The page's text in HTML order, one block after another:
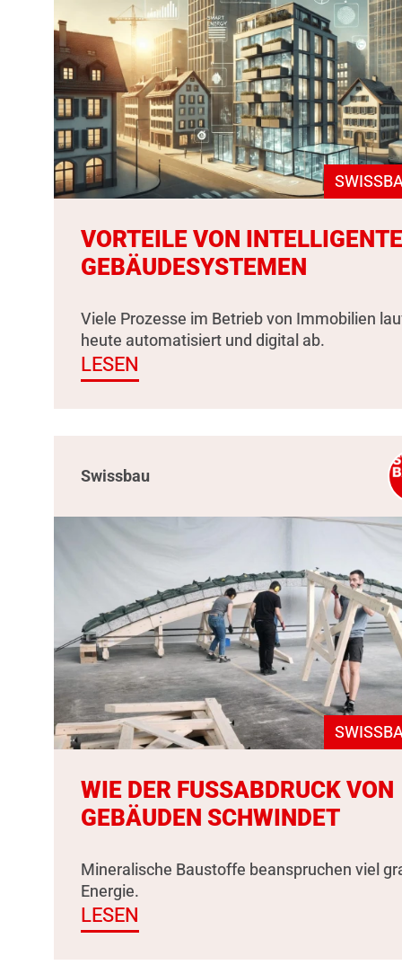
VORTEILE VON
GEBÄUDESYSTEMEN
Viele Prozesse im Betrieb von Immobilien
heute automatisiert und digital ab.
LESEN
Swissbau
WIE DER FUSSABDRUCK VON
GEBÄUDEN SCHWINDET
Mineralische Baustoffe beanspruchen viel
Energie.
LESEN